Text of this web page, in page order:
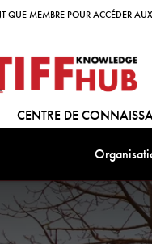
QUE MEMBRE POUR ACCÉDER AUX
QUE MEMBRE POUR ACCÉDER
CENTRE DE